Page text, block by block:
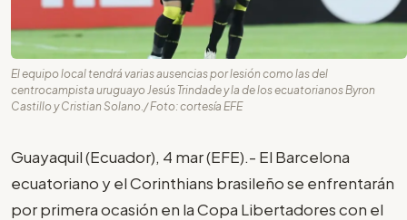
El equipo local tendrá varias ausencias por lesión como las del
centrocampista uruguayo Jesús Trindade y la de los ecuatorianos Byron
Castillo y Cristian Solano./ Foto: cortesía EFE
Guayaquil (Ecuador), 4 mar (EFE).- El Barcelona
ecuatoriano y el Corinthians brasileño se enfrentarán
por primera ocasión en la Copa Libertadores con el